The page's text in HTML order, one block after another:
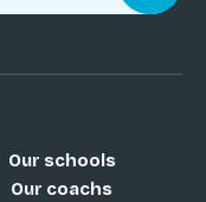
Our schools
Our coachs